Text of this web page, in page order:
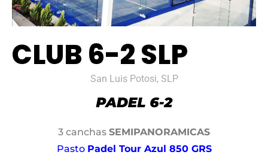
CLUB 6-2 SLP
San Luis Potosi, SLP
3 canchas SEMIPANORAMICAS
Pasto Padel Tour Azul 850 GRS